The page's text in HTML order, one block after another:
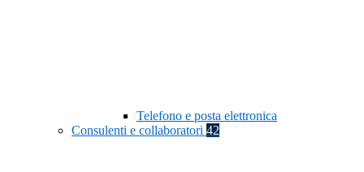
Telefono e posta elettronica
Consulenti e collaboratori 42